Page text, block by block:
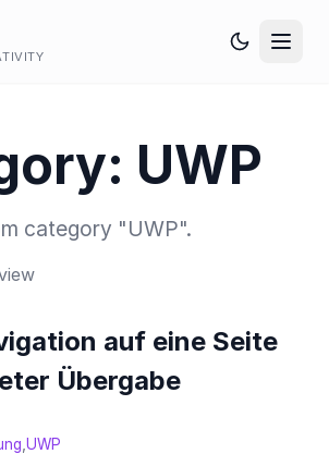
UWP
category "UWP".
auf eine Seite
Übergabe
UWP